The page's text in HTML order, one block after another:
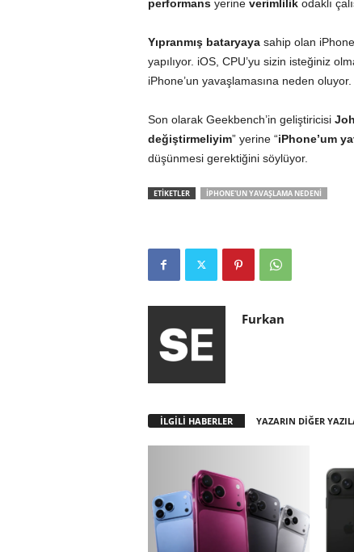
performansyerine verimlilikodaklı
Yıpranmış bataryayasahip olan
yapılıyor. iOS, CPU’yu sizin isteğiniz
iPhone’un yavaşlamasına neden oluyor.
Son olarak Geekbench’in geliştiricisi
değiştirmeliyim” yerine “iPhone’um
düşünmesi gerektiğini söylüyor.
ETİKETLER IPHONE'UN YAVAŞLAMA NEDENI
Furkan
İLGİLİ HABERLER YAZARIN DİĞER